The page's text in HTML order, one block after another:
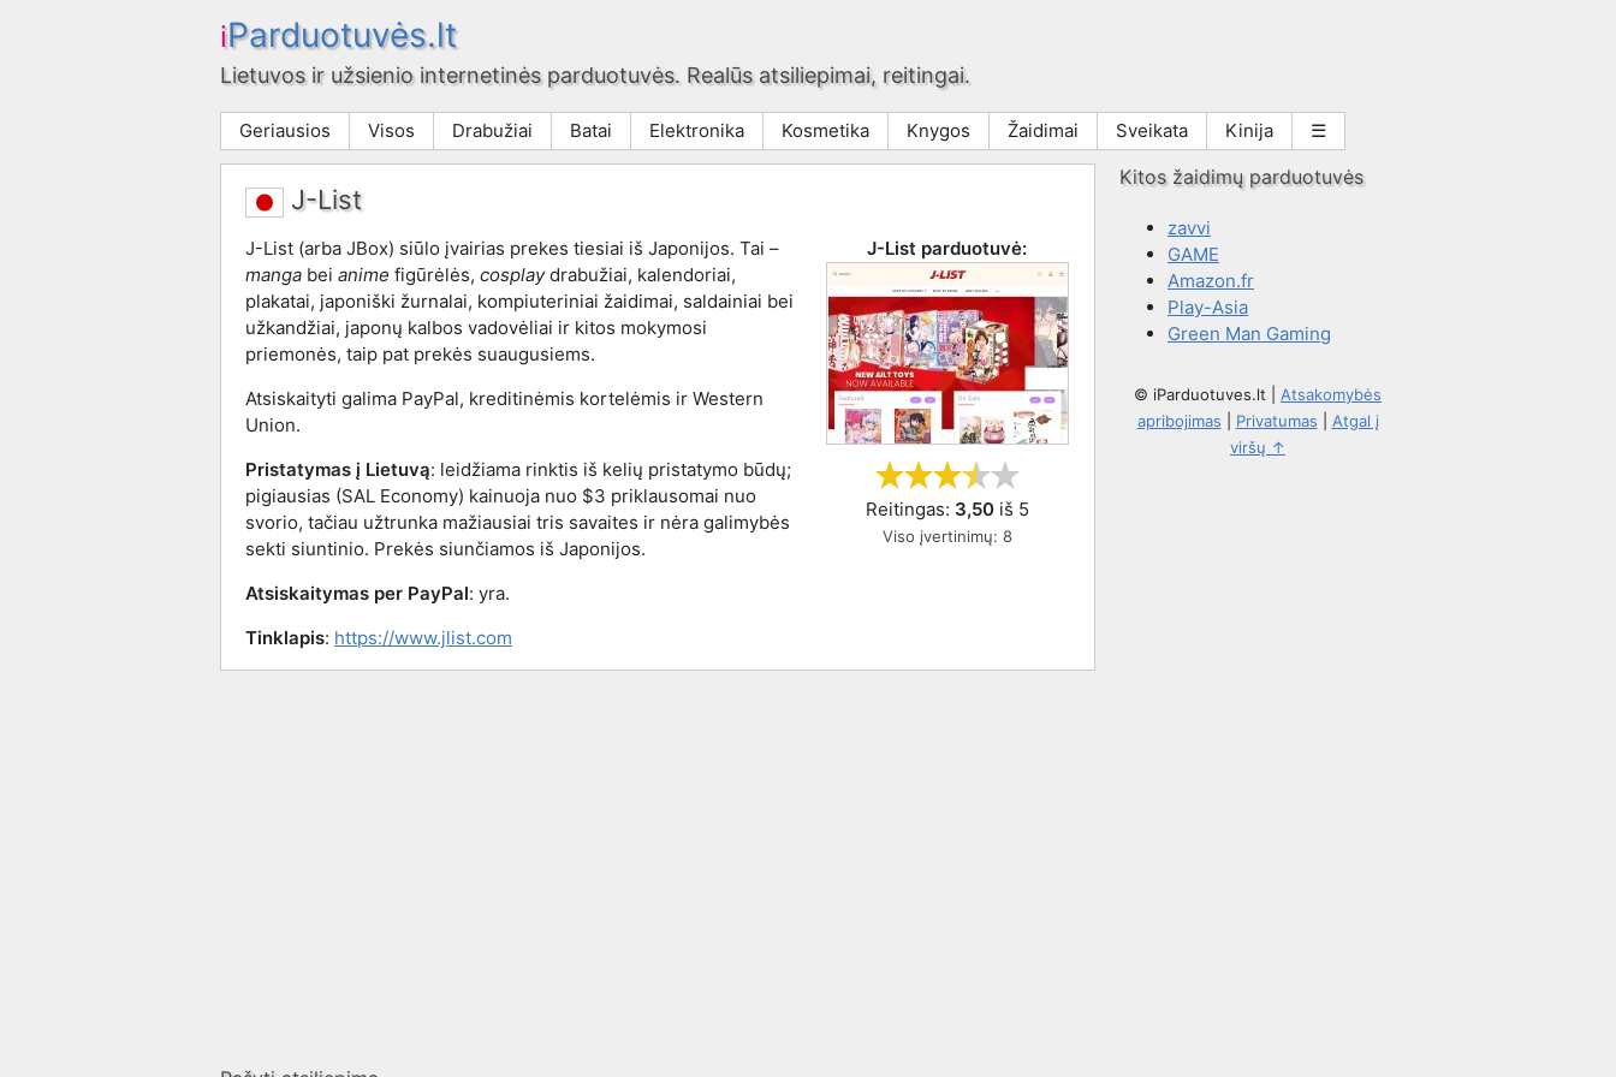
iParduotuvės.lt
Lietuvos ir užsienio internetinės parduotuvės. Realūs atsiliepimai, reitingai.
Geriausios Visos Drabužiai Batai Elektronika Kosmetika Knygos Žaidimai Sveikata Kinija ☰
J-List
J-List parduotuvė:
Reitingas: 3,50iš 5
Viso įvertinimų: 8
J-List (arba JBox) siūlo įvairias prekes tiesiai iš Japonijos. Tai –
manga bei anime figūrėlės, cosplaydrabužiai, kalendoriai,
plakatai, japoniški žurnalai, kompiuteriniai žaidimai, saldainiai bei
užkandžiai, japonų kalbos vadovėliai ir kitos mokymosi
priemonės, taip pat prekės suaugusiems.
Atsiskaityti galima PayPal, kreditinėmis kortelėmis ir Western
Union.
Pristatymas į Lietuvą: leidžiama rinktis iš kelių pristatymo būdų;
pigiausias (SAL Economy) kainuoja nuo $3 priklausomai nuo
svorio, tačiau užtrunka mažiausiai tris savaites ir nėra galimybės
sekti siuntinio. Prekės siunčiamos iš Japonijos.
Atsiskaitymas per PayPal: yra.
Tinklapis: https://www.jlist.com
Kitos žaidimų parduotuvės
zavvi
GAME
Amazon.fr
Play-Asia
Green Man Gaming
© iParduotuves.lt
Atsakomybės
apribojimas
Privatumas
Atgal į
viršų ↑